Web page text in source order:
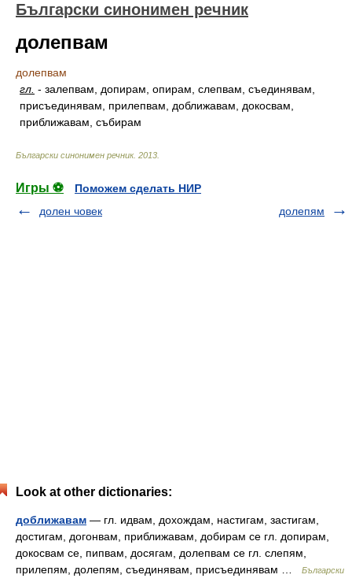
Български синонимен речник
долепвам
долепвам
гл. - залепвам, допирам, опирам, слепвам, съединявам,
присъединявам, прилепвам, доближавам, докосвам,
приближавам, събирам
Български синонимен речник. 2013
Игры ⚽
Поможем сделать НИР
долен човек
долепям
Look at other dictionaries:
доближавам — гл. идвам, дохождам, настигам, застигам,
достигам, догонвам, приближавам, добирам се гл. допирам,
докосвам се, пипвам, досягам, долепвам се гл. слепям,
прилепям, долепям, съединявам, присъединявам …
Български